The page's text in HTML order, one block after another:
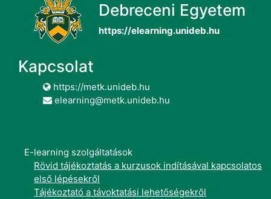
Debreceni Egyetem
https://elearning.unideb.hu
Kapcsolat
https://metk.unideb.hu
elearning@metk.unideb.hu
E-learning szolgáltatások
Rövid tájékoztatás a kurzusok indításával kapcsolatos
első lépésekről
Tájékoztató a távoktatási lehetőségekről